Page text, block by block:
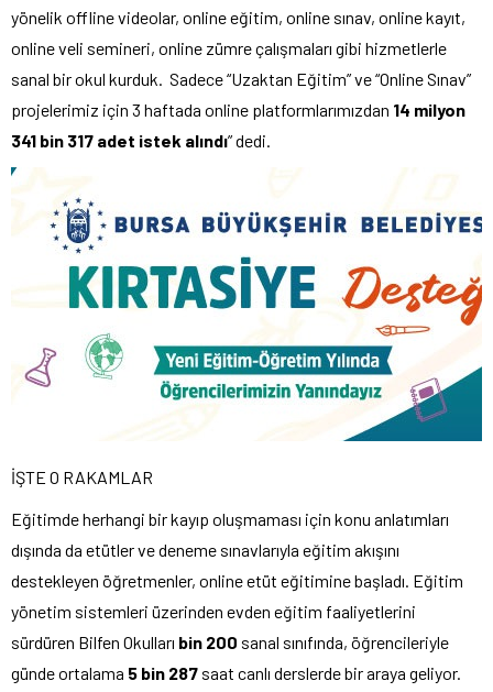
yönelik offline videolar, online eğitim, online sınav, online kayıt,
online veli semineri, online zümre çalışmaları gibi hizmetlerle
sanal bir okul kurduk. Sadece “Uzaktan Eğitim” ve “Online Sınav”
projelerimiz için 3 haftada online platformlarımızdan 14 milyon
341 bin 317 adet istek alındı” dedi.
İŞTE O RAKAMLAR
Eğitimde herhangi bir kayıp oluşmaması için konu anlatımları
dışında da etütler ve deneme sınavlarıyla eğitim akışını
destekleyen öğretmenler, online etüt eğitimine başladı. Eğitim
yönetim sistemleri üzerinden evden eğitim faaliyetlerini
sürdüren Bilfen Okulları bin 200 sanal sınıfında, öğrencileriyle
günde ortalama 5 bin 287 saat canlı derslerde bir araya geliyor.